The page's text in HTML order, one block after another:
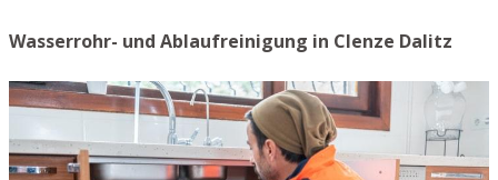
Wasserrohr- und Ablaufreinigung in Clenze Dalitz